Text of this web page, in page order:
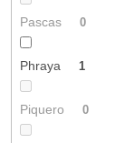
Pascas 0
Phraya 1
Piquero 0